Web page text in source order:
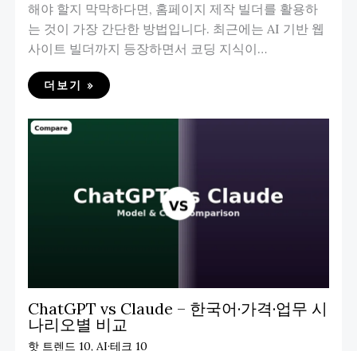
해야 할지 막막하다면, 홈페이지 제작 빌더를 활용하
는 것이 가장 간단한 방법입니다. 최근에는 AI 기반 웹
사이트 빌더까지 등장하면서 코딩 지식이…
더보기 »
ChatGPT vs Claude – 한국어·가격·업무 시
나리오별 비교
핫 트렌드 10, AI·테크 10